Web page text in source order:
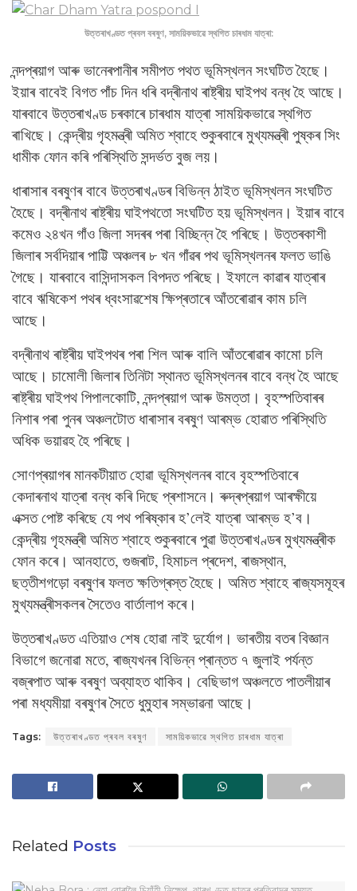
উত্তৰাখণ্ডত প্ৰবল বৰষুণ, সাময়িকভাৱে স্থগিত চাৰধাম যাত্ৰা:
নন্দপ্ৰয়াগ আৰু ভানেৰপানীৰ সমীপত পথত ভূমিস্খলন সংঘটিত হৈছে।
ইয়াৰ বাবেই বিগত পাঁচ দিন ধৰি বদ্ৰীনাথ ৰাষ্ট্ৰীয় ঘাইপথ বন্ধ হৈ আছে।
যাৰবাবে উত্তৰাখণ্ড চৰকাৰে চাৰধাম যাত্ৰা সাময়িকভাৱে স্থগিত
ৰাখিছে। কেন্দ্ৰীয় গৃহমন্ত্ৰী অমিত শ্বাহে শুকুৰবাৰে মুখ্যমন্ত্ৰী পুষ্কৰ সিং
ধামীক ফোন কৰি পৰিস্থিতি সন্দৰ্ভত বুজ লয়।
ধাৰাসাৰ বৰষুণৰ বাবে উত্তৰাখণ্ডৰ বিভিন্ন ঠাইত ভূমিস্খলন সংঘটিত
হৈছে। বদ্ৰীনাথ ৰাষ্ট্ৰীয় ঘাইপথতো সংঘটিত হয় ভূমিস্খলন। ইয়াৰ বাবে
কমেও ২৪খন গাঁও জিলা সদৰৰ পৰা বিচ্ছিন্ন হৈ পৰিছে। উত্তৰকাশী
জিলাৰ সৰ্বদিয়াৰ পাট্টি অঞ্চলৰ ৮ খন গাঁৱৰ পথ ভূমিস্খলনৰ ফলত ভাঙি
গৈছে। যাৰবাবে বাসিন্দাসকল বিপদত পৰিছে। ইফালে কাৱাৰ যাত্ৰাৰ
বাবে ঋষিকেশ পথৰ ধ্বংসাৱশেষ ক্ষিপ্ৰতাৰে আঁতৰোৱাৰ কাম চলি
আছে।
বদ্ৰীনাথ ৰাষ্ট্ৰীয় ঘাইপথৰ পৰা শিল আৰু বালি আঁতৰোৱাৰ কামো চলি
আছে। চামোলী জিলাৰ তিনিটা স্থানত ভূমিস্খলনৰ বাবে বন্ধ হৈ আছে
ৰাষ্ট্ৰীয় ঘাইপথ পিপালকোটি, নন্দপ্ৰয়াগ আৰু উমত্তা। বৃহস্পতিবাৰৰ
নিশাৰ পৰা পুনৰ অঞ্চলটোত ধাৰাসাৰ বৰষুণ আৰম্ভ হোৱাত পৰিস্থিতি
অধিক ভয়াৱহ হৈ পৰিছে।
সোণপ্ৰয়াগৰ মানকটীয়াত হোৱা ভূমিস্খলনৰ বাবে বৃহস্পতিবাৰে
কেদাৰনাথ যাত্ৰা বন্ধ কৰি দিছে প্ৰশাসনে। ৰুদ্ৰপ্ৰয়াগ আৰক্ষীয়ে
এক্সত পোষ্ট কৰিছে যে পথ পৰিষ্কাৰ হ’লেই যাত্ৰা আৰম্ভ হ’ব।
কেন্দ্ৰীয় গৃহমন্ত্ৰী অমিত শ্বাহে শুকুৰবাৰে পুৱা উত্তৰাখণ্ডৰ মুখ্যমন্ত্ৰীক
ফোন কৰে। আনহাতে, গুজৰাট, হিমাচল প্ৰদেশ, ৰাজস্থান,
ছত্তীশগড়ো বৰষুণৰ ফলত ক্ষতিগ্ৰস্ত হৈছে। অমিত শ্বাহে ৰাজ্যসমূহৰ
মুখ্যমন্ত্ৰীসকলৰ সৈতেও বাৰ্তালাপ কৰে।
উত্তৰাখণ্ডত এতিয়াও শেষ হোৱা নাই দুৰ্যোগ। ভাৰতীয় বতৰ বিজ্ঞান
বিভাগে জনোৱা মতে, ৰাজ্যখনৰ বিভিন্ন প্ৰান্তত ৭ জুলাই পৰ্যন্ত
বজ্ৰপাত আৰু বৰষুণ অব্যাহত থাকিব। বেছিভাগ অঞ্চলতে পাতলীয়াৰ
পৰা মধ্যমীয়া বৰষুণৰ সৈতে ধুমুহাৰ সম্ভাৱনা আছে।
Tags: উত্তৰাখণ্ডত প্ৰবল বৰষুণ সাময়িকভাৱে স্থগিত চাৰধাম যাত্ৰা
Related Posts